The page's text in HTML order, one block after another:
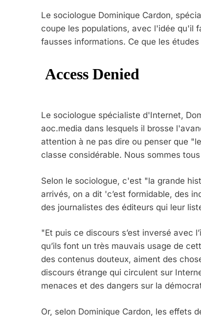
Le sociologue Dominique Cardon,
coupe les populations, avec l'idée qu'il
fausses informations. Ce que les
Le sociologue spécialiste d'Internet,
aoc.media dans lesquels il brosse
attention à ne pas dire ou penser que
classe considérable. Nous sommes
Selon le sociologue, c'est "la grande
arrivés, on a dit 'c’est formidable, des
des journalistes des éditeurs qui leur
"Et puis ce discours s’est inversé avec
qu’ils font un très mauvais usage de
des contenus douteux, aiment des
discours étrange qui circulent sur
menaces et des dangers sur la
Or, selon Dominique Cardon, les effets